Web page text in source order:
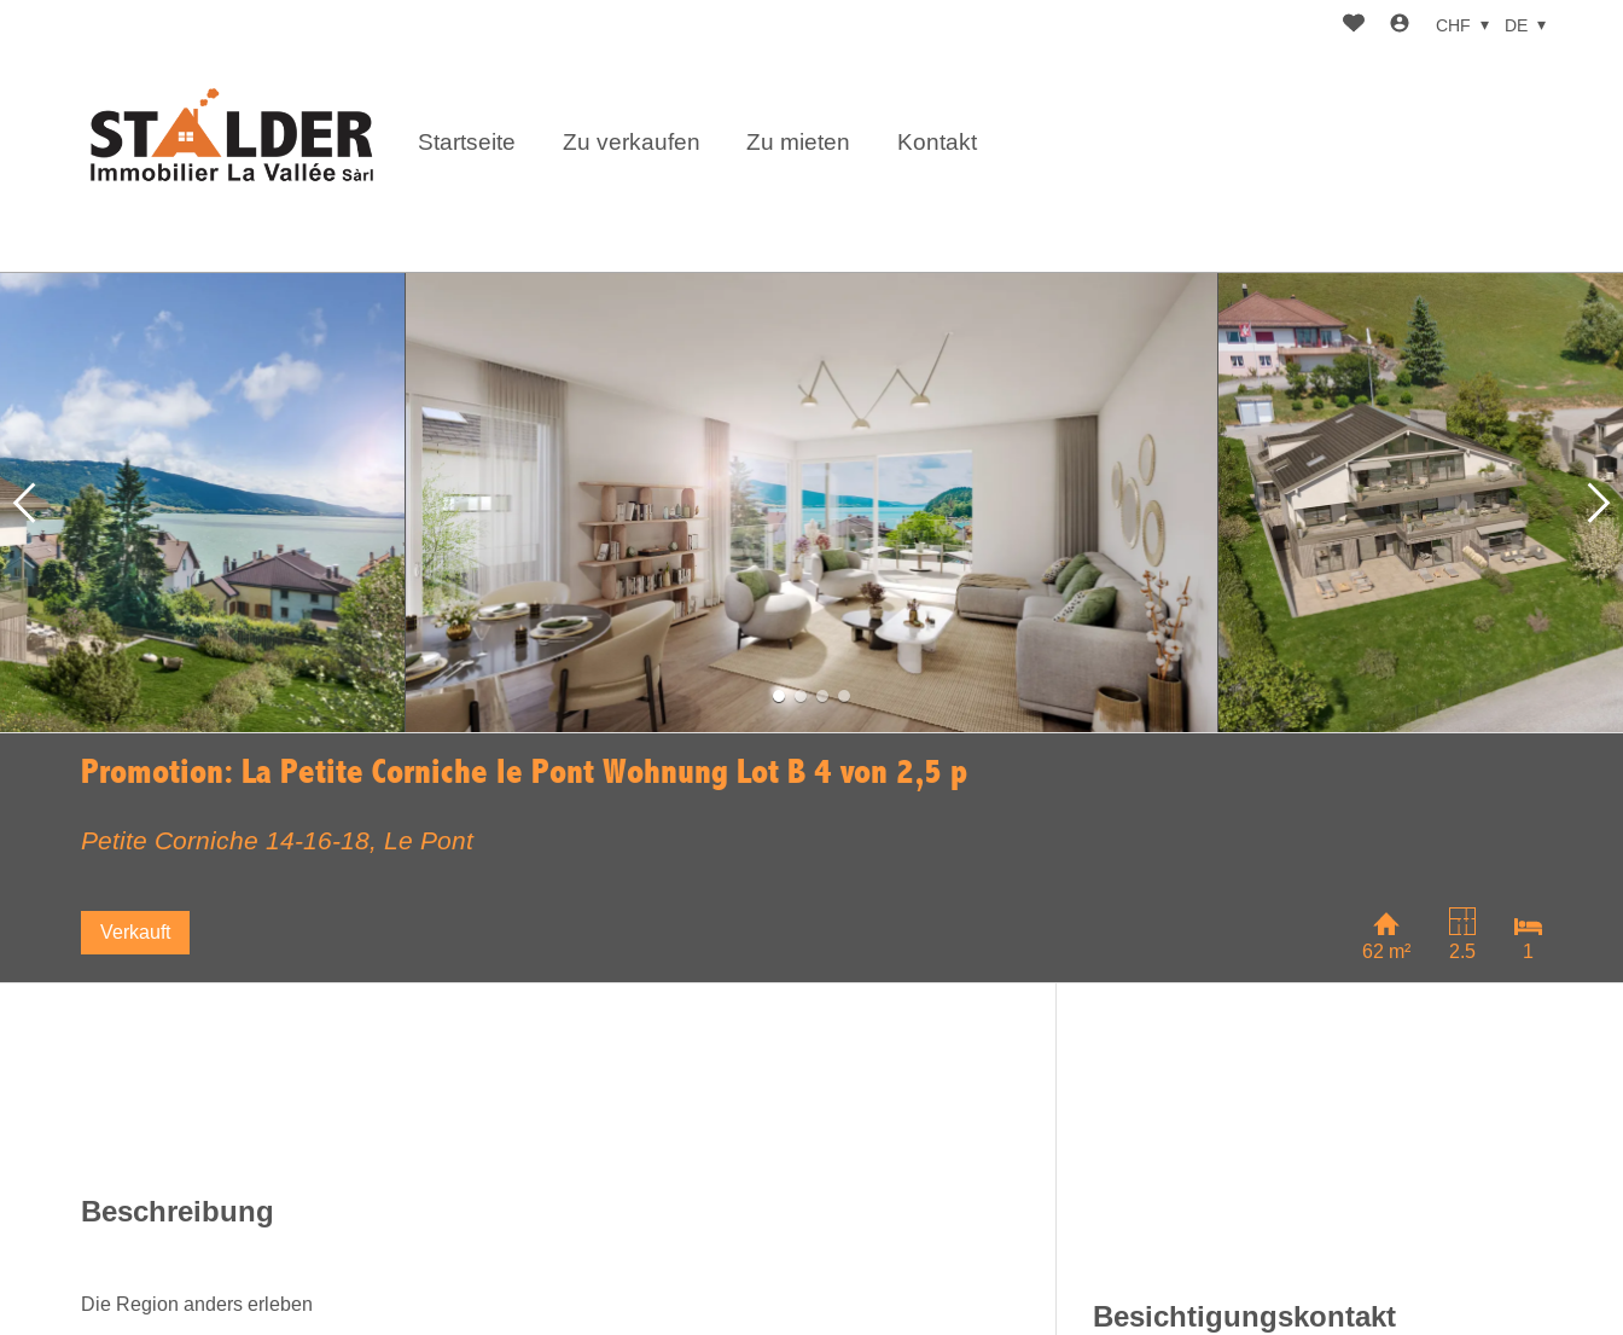
Startseite Zu verkaufen Zu mieten Kontakt
CHF DE
Promotion: La Petite Corniche le Pont Wohnung Lot B 4 von 2,5 p
Petite Corniche 14-16-18,Le Pont
Verkauft
62 m²
2.5 1
Beschreibung
Die Region anders erleben Besichtigungskontakt